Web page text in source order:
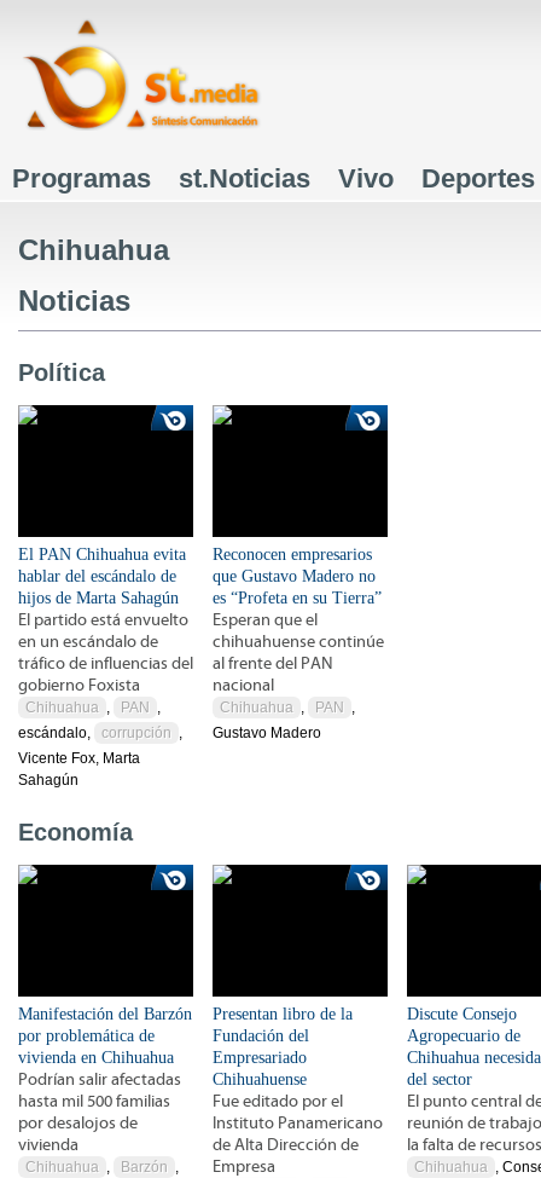
Menú principal
Programas st.Noticias Vivo Deportes
Chihuahua
Noticias
Política
El PAN Chihuahua evita
hablar del escándalo de
hijos de Marta Sahagún
El partido está envuelto
en un escándalo de
tráfico de influencias del
gobierno Foxista
Chihuahua , PAN
,
escándalo,
corrupción ,
Vicente Fox, Marta
Sahagún
Reconocen empresarios
que Gustavo Madero no
es “Profeta en su Tierra”
Esperan que el
chihuahuense continúe
al frente del PAN
nacional
Chihuahua , PAN
,
Gustavo Madero
Economía
Manifestación del Barzón
por problemática de
vivienda en Chihuahua
Podrían salir afectadas
hasta mil 500 familias
por desalojos de
vivienda
Chihuahua , Barzón ,
Presentan libro de la
Fundación del
Empresariado
Chihuahuense
Fue editado por el
Instituto Panamericano
de Alta Dirección de
Empresa
Discute Consejo
Agropecuario de
Chihuahua
del sector
El punto central
reunión de
la falta de recursos
Chihuahua ,